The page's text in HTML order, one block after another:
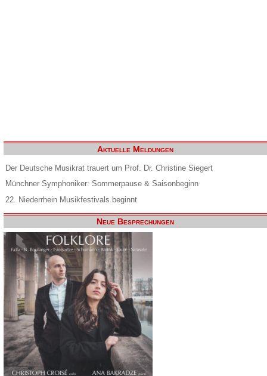
Aktuelle Meldungen
Der Deutsche Musikrat trauert um Prof. Dr. Christine Siegert
Münchner Symphoniker: Sommerpause & Saisonbeginn
22. Niederrhein Musikfestivals beginnt
Neue Besprechungen